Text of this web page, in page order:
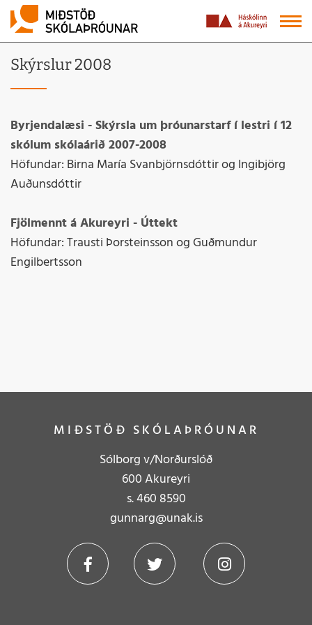
Skýrslur 2008
Byrjendalæsi - Skýrsla um þróunarstarf í lestri í 12
skólum skólaárið 2007-2008
Höfundar: Birna María Svanbjörnsdóttir og Ingibjörg
Auðunsdóttir
Fjölmennt á Akureyri - Úttekt
Höfundar: Trausti Þorsteinsson og Guðmundur
Engilbertsson
MIÐSTÖÐ SKÓLAÞRÓUNAR
Sólborg v/Norðurslóð
600 Akureyri
s.460 8590
gunnarg@unak.is